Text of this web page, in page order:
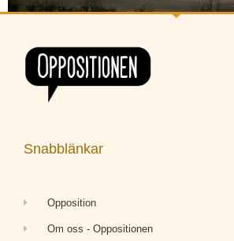
Snabblänkar
Opposition
Om oss - Oppositionen